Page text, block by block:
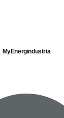
MyEnergindustria